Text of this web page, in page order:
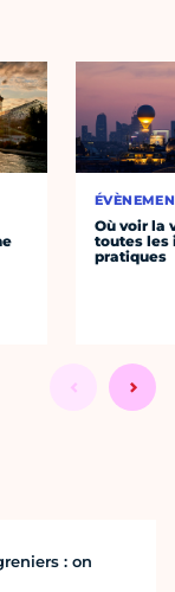
Où voir la
toutes les
pratiques
: on